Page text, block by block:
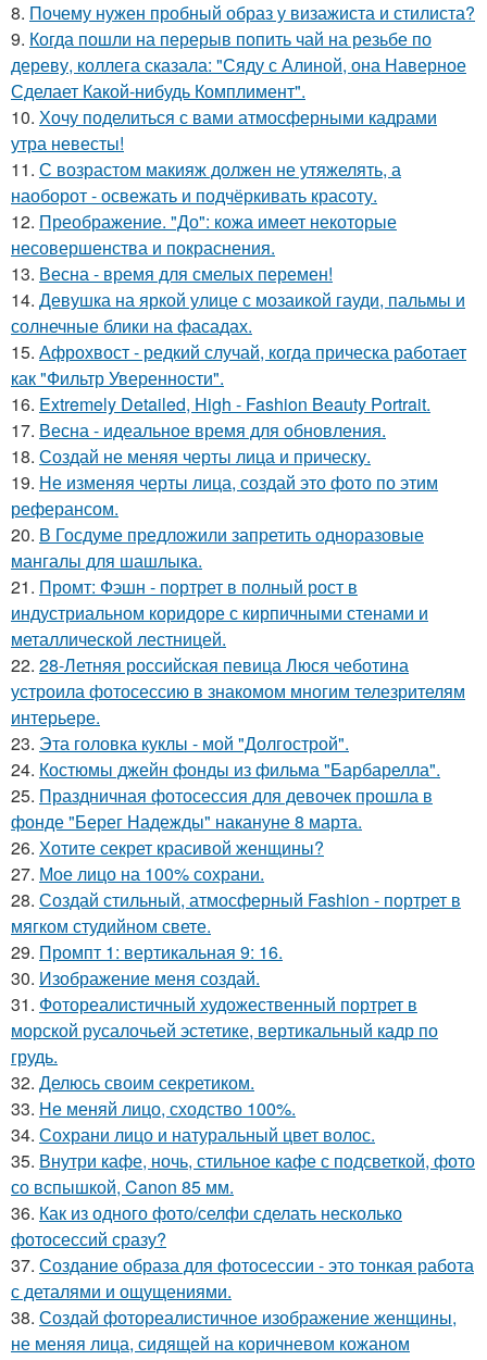
8. Почему нужен пробный образ у визажиста и стилиста?
9. Когда пошли на перерыв попить чай на резьбе по
дереву, коллега сказала: "Сяду с Алиной, она Наверное
Сделает Какой-нибудь Комплимент".
10. Хочу поделиться с вами атмосферными кадрами
утра невесты!
11. С возрастом макияж должен не утяжелять, а
наоборот - освежать и подчёркивать красоту.
12. Преображение. "До": кожа имеет некоторые
несовершенства и покраснения.
13. Весна - время для смелых перемен!
14. Девушка на яркой улице с мозаикой гауди, пальмы и
солнечные блики на фасадах.
15. Афрохвост - редкий случай, когда прическа работает
как "Фильтр Уверенности".
16. Extremely Detailed, High - Fashion Beauty Portrait.
17. Весна - идеальное время для обновления.
18. Создай не меняя черты лица и прическу.
19. Не изменяя черты лица, создай это фото по этим
реферансом.
20. В Госдуме предложили запретить одноразовые
мангалы для шашлыка.
21. Промт: Фэшн - портрет в полный рост в
индустриальном коридоре с кирпичными стенами и
металлической лестницей.
22. 28-Летняя российская певица Люся чеботина
устроила фотосессию в знакомом многим телезрителям
интерьере.
23. Эта головка куклы - мой "Долгострой".
24. Костюмы джейн фонды из фильма "Барбарелла".
25. Праздничная фотосессия для девочек прошла в
фонде "Берег Надежды" накануне 8 марта.
26. Хотите секрет красивой женщины?
27. Мое лицо на 100% сохрани.
28. Создай стильный, атмосферный Fashion - портрет в
мягком студийном свете.
29. Промпт 1: вертикальная 9: 16.
30. Изображение меня создай.
31. Фотореалистичный художественный портрет в
морской русалочьей эстетике, вертикальный кадр по
грудь.
32. Делюсь своим секретиком.
33. Не меняй лицо, сходство 100%.
34. Сохрани лицо и натуральный цвет волос.
35. Внутри кафе, ночь, стильное кафе с подсветкой, фото
со вспышкой, Canon 85 мм.
36. Как из одного фото/селфи сделать несколько
фотосессий сразу?
37. Создание образа для фотосессии - это тонкая работа
с деталями и ощущениями.
38. Создай фотореалистичное изображение женщины,
не меняя лица, сидящей на коричневом кожаном